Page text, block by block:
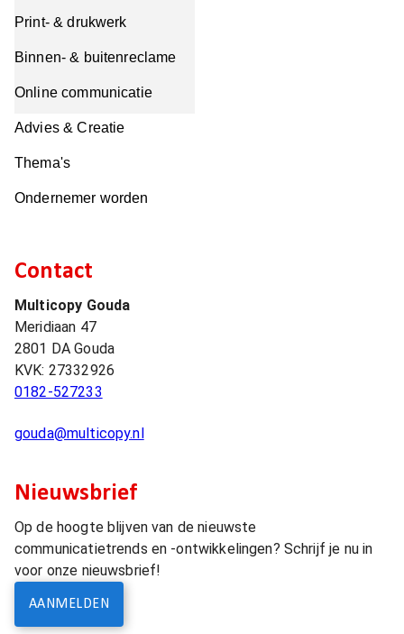
Print- & drukwerk
Binnen- & buitenreclame
Online communicatie
Advies & Creatie
Thema's
Ondernemer worden
Contact
Multicopy Gouda
Meridiaan 47
2801 DA Gouda
KVK: 27332926
0182-527233
gouda@multicopy.nl
Nieuwsbrief
Op de hoogte blijven van de nieuwste
communicatietrends en -ontwikkelingen? Schrijf je nu in
voor onze nieuwsbrief!
AANMELDEN